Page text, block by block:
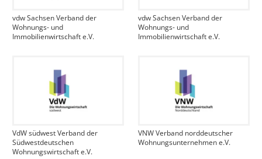
vdw Sachsen Verband der
Wohnungs- und
Immobilienwirtschaft e.V.
vdw Sachsen Verband der
Wohnungs- und
Immobilienwirtschaft e.V.
VdW südwest Verband der
Südwestdeutschen
Wohnungswirtschaft e.V.
VNW Verband norddeutscher
Wohnungsunternehmen e.V.